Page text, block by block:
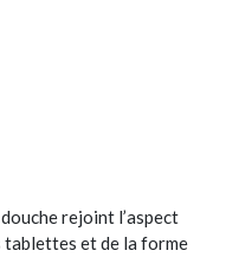
rejoint l’aspect
tablettes et de la forme